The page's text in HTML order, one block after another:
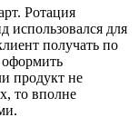
Ротация
использовался для
получать по
оформить
продукт не
то вполне